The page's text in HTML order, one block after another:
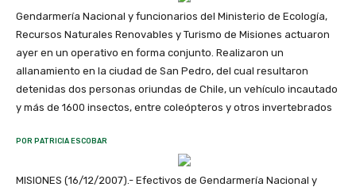
Gendarmería Nacional y funcionarios del Ministerio de Ecología,
Recursos Naturales Renovables y Turismo de Misiones actuaron
ayer en un operativo en forma conjunto. Realizaron un
allanamiento en la ciudad de San Pedro, del cual resultaron
detenidas dos personas oriundas de Chile, un vehículo incautado
y más de 1600 insectos, entre coleópteros y otros invertebrados
POR PATRICIA ESCOBAR
MISIONES (16/12/2007).- Efectivos de Gendarmería Nacional y